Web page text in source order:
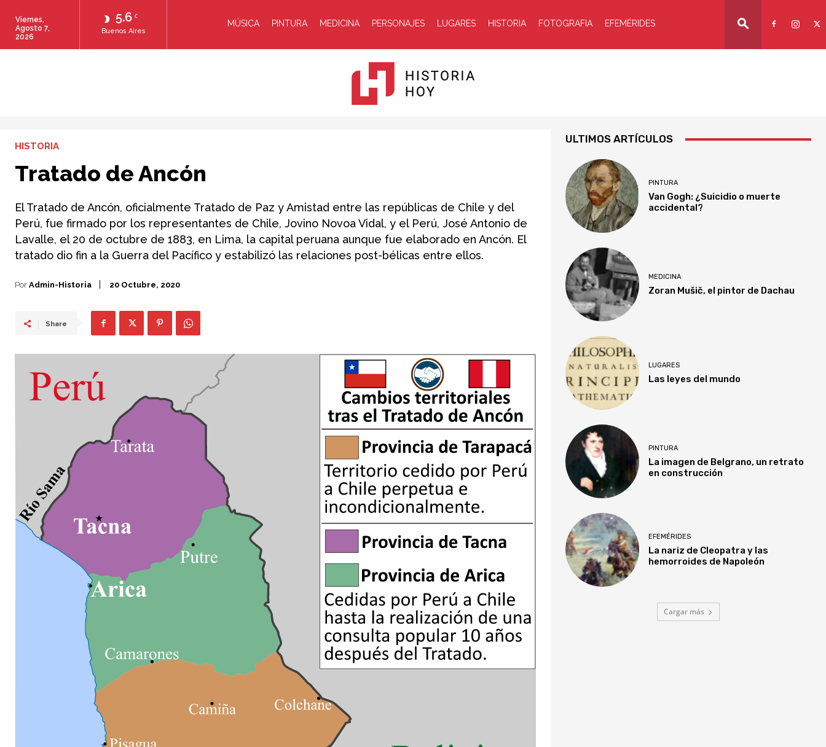
5.6 C
Buenos Aires
Viernes,
Agosto 7,
2026
MÚSICA PINTURA MEDICINA PERSONAJES LUGARES HISTORIA FOTOGRAFIA EFEMÉRIDES
Hoy
HISTORIA
Tratado de Ancón
El Tratado de Ancón, oficialmente Tratado de Paz y Amistad entre las repúblicas de Chile y del
Perú, fue firmado por los representantes de Chile, Jovino Novoa Vidal, y el Perú, José Antonio de
Lavalle, el 20 de octubre de 1883, en Lima, la capital peruana aunque fue elaborado en Ancón. El
tratado dio fin a la Guerra del Pacífico y estabilizó las relaciones post-bélicas entre ellos.
Por Admin-Historia 20 Octubre, 2020
Share
ULTIMOS ARTÍCULOS
PINTURA
Van Gogh: ¿Suicidio o muerte
accidental?
MEDICINA
Zoran Mušič, el pintor de Dachau
LUGARES
Las leyes del mundo
PINTURA
La imagen de Belgrano, un retrato
en construcción
EFEMÉRIDES
La nariz de Cleopatra y las
hemorroides de Napoleón
Cargar más